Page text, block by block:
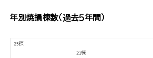
年別焼損棟数（過去５年間）